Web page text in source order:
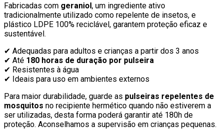
Fabricadas com geraniol, um ingrediente ativo
tradicionalmente utilizado como repelente de insetos, e
plástico LDPE 100% reciclável, garantem proteção eficaz e
sustentável.
✔ Adequadas para adultos e crianças a partir dos 3 anos
✔ Até 180 horas de duração por pulseira
✔ Resistentes à água
✔ Ideais para uso em ambientes externos
Para maior durabilidade, guarde as pulseiras repelentes de
mosquitos no recipiente hermético quando não estiverem a
ser utilizadas, desta forma poderá garantir até 180h de
proteção. Aconselhamos a supervisão em crianças pequenas.